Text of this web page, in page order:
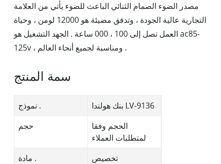
مصدر الضوء الصمام الثنائي الباعث للضوء يأتي من العلامة
التجارية عالية الجودة ، وتدفق مضيئة هو 12000 لومن ، وحياة
العمل تصل إلى 100 ، 000 ساعة . الجهد التشغيل هو ac85-
125v ، ومناسبة لجميع أنحاء العالم .
سمة المنتج
نموذج .
بنك هولندا LV-9136
حجم
الحجم وفقا
لمتطلبات العملاء
مادة .
تخصيص